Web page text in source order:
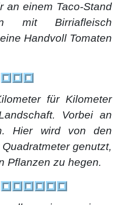
an einem Taco-Stand
mit Birriafleisch
Handvoll Tomaten
für Kilometer
Vorbei an
Hier wird von den
genutzt,
Pflanzen zu hegen.